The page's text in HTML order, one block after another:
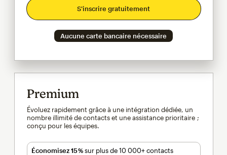
S'inscrire gratuitement
Aucune carte bancaire nécessaire
Premium
Évoluez rapidement grâce à une intégration dédiée, un
nombre illimité de contacts et une assistance prioritaire ;
conçu pour les équipes.
Économisez 15 %sur plus de 10 000+ contacts